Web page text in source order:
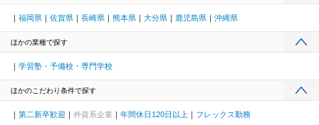
福岡県 佐賀県 長崎県 熊本県 大分県 鹿児島県 沖縄県
ほかの業種で探す
学習塾・予備校・専門学校
ほかのこだわり条件で探す
第二新卒歓迎 外資系企業 年間休日120日以上
フレックス勤務